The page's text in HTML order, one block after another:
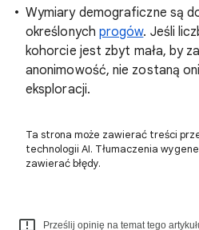
Wymiary demograficzne są
określonych progów. Jeśli
kohorcie jest zbyt mała, by
anonimowość, nie zostaną
eksploracji.
Ta strona może zawierać treści
technologii AI. Tłumaczenia
zawierać błędy.
Prześlij opinię na temat tego